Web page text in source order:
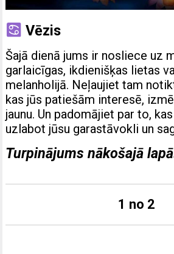
Vēzis
Šajā dienā jums ir nosliece uz
garlaicīgas, ikdienišķas lietas
melanholijā. Neļaujiet tam
kas jūs patiešām interesē,
jaunu. Un padomājiet par to,
uzlabot jūsu garastāvokli un
Turpinājums nākošajā
1 no 2